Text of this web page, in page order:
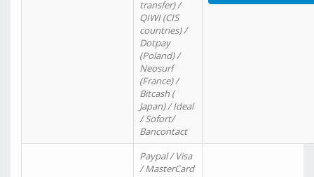
transfer) /
QIWI (CIS
countries) /
Dotpay
(Poland) /
Neosurf
(France) /
Bitcash (
Japan) / Ideal
/ Sofort/
Bancontact
Paypal / Visa
/ MasterCard